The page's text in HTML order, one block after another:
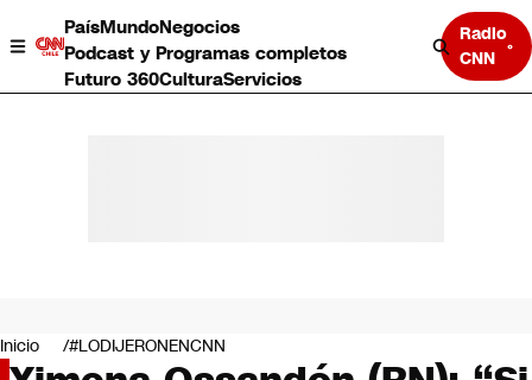
PaísMundoNegocios
Podcast y Programas completos
Futuro 360CulturaServicios
Radio
CNN
Negocios
Deportes
Inicio #LODIJERONENCNN